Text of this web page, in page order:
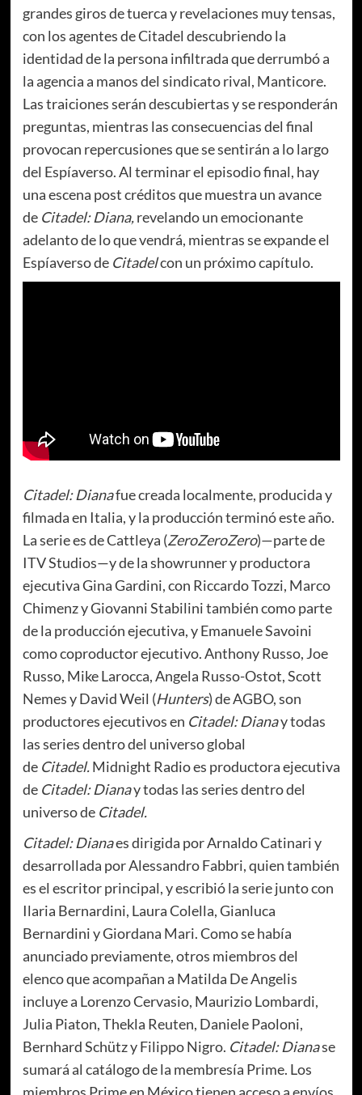
grandes giros de tuerca y revelaciones muy tensas,
con los agentes de Citadel descubriendo la
identidad de la persona infiltrada que derrumbó a
la agencia a manos del sindicato rival, Manticore.
Las traiciones serán descubiertas y se responderán
preguntas, mientras las consecuencias del final
provocan repercusiones que se sentirán a lo largo
del Espíaverso. Al terminar el episodio final, hay
una escena post créditos que muestra un avance
de Citadel: Diana,revelando un emocionante
adelanto de lo que vendrá, mientras se expande el
Espíaverso de Citadelcon un próximo capítulo.
Citadel: Dianafue creada localmente, producida y
filmada en Italia, y la producción terminó este año.
La serie es de Cattleya (ZeroZeroZero)—parte de
ITV Studios—y de la showrunner y productora
ejecutiva Gina Gardini, con Riccardo Tozzi, Marco
Chimenz y Giovanni Stabilini también como parte
de la producción ejecutiva, y Emanuele Savoini
como coproductor ejecutivo. Anthony Russo, Joe
Russo, Mike Larocca, Angela Russo-Ostot, Scott
Nemes y David Weil (Hunters) de AGBO, son
productores ejecutivos en Citadel: Dianay todas
las series dentro del universo global
de Citadel.Midnight Radio es productora ejecutiva
de Citadel: Dianay todas las series dentro del
universo de Citadel.
Citadel: Dianaes dirigida por Arnaldo Catinari y
desarrollada por Alessandro Fabbri, quien también
es el escritor principal, y escribió la serie junto con
Ilaria Bernardini, Laura Colella, Gianluca
Bernardini y Giordana Mari. Como se había
anunciado previamente, otros miembros del
elenco que acompañan a Matilda De Angelis
incluye a Lorenzo Cervasio, Maurizio Lombardi,
Julia Piaton, Thekla Reuten, Daniele Paoloni,
Bernhard Schütz y Filippo Nigro. Citadel: Dianase
sumará al catálogo de la membresía Prime. Los